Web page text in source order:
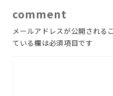
comment
メールアドレスが公開される
ている欄は必須項目です